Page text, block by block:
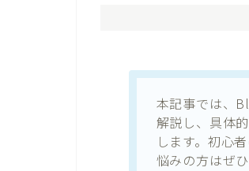
本記事では、
解説し、具体
します。初心
悩みの方はぜ